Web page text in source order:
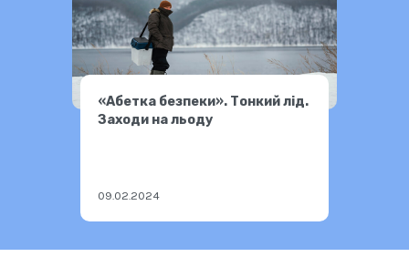
«Абетка безпеки». Тонкий лід.
Заходи на льоду
09.02.2024